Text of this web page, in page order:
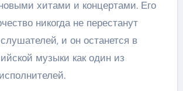
хитами и концертами. Его
никогда не перестанут
и он останется в
музыки как один из